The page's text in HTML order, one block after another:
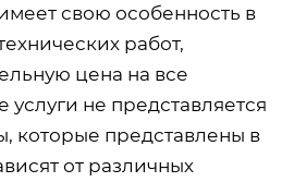
свою особенность в
работ,
цена на все
не представляется
которые представлены в
от различных